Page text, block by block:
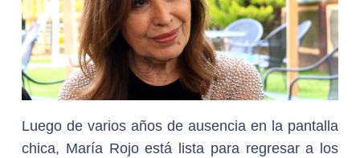
Luego de varios años de ausencia en la pantalla
chica, María Rojo está lista para regresar a los